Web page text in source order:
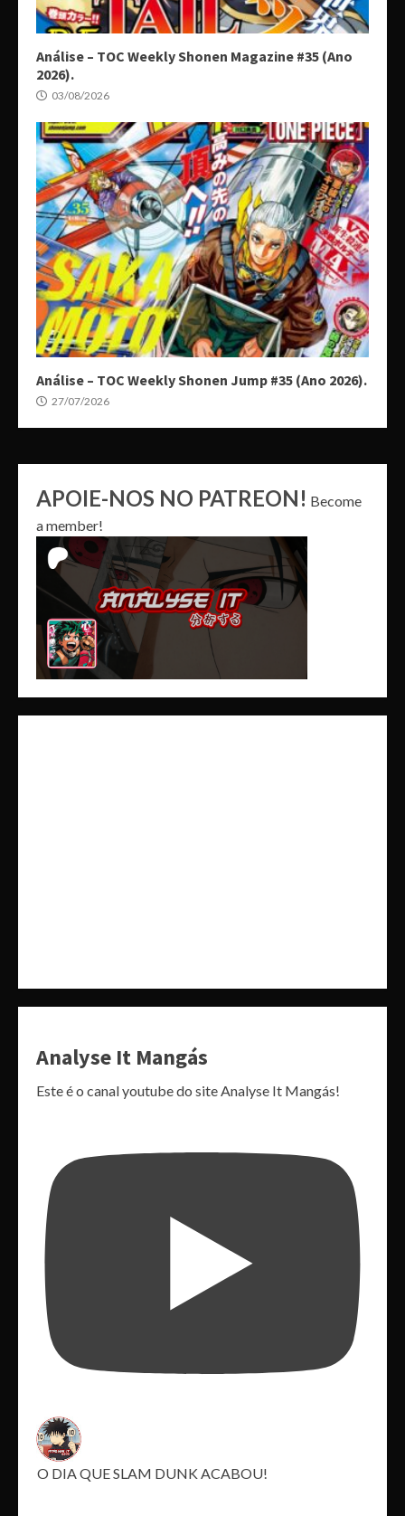
Análise – TOC Weekly Shonen Magazine #35 (Ano
2026).
03/08/2026
Análise – TOC Weekly Shonen Jump #35 (Ano 2026).
27/07/2026
APOIE-NOS NO PATREON! Become
a member!
Analyse It Mangás
Este é o canal youtube do site Analyse It Mangás!
O DIA QUE SLAM DUNK ACABOU!